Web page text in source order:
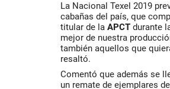
La Nacional Texel 2019
cabañas del país, que
titular de la APCT durante
mejor de nuestra
también aquellos que
resaltó.
Comentó que además se
un remate de ejemplares